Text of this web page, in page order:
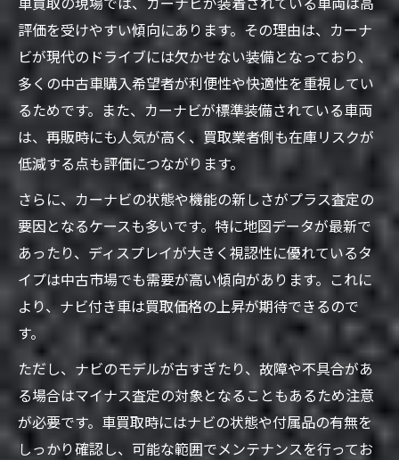
ドライブレコーダー初期化も車売却前に必
須
車買取でナビデータ削除を徹底するコツ
高く車を売るならナビ付きが有利な理由
車買取でナビ付き車が高額査定される背景
カーナビ機種や状態が査定額に与える影響
10年前のカーナビでも車買取で価値ある理
由
純正ナビと社外ナビ、車買取での評価差
ナビあり車が中古市場で人気な理由を解説
個人情報対策も万全に車買取を進めるコツ
車買取時にカーナビ個人情報流出を防ぐ方
法
ナビ初期化と個人データ消去の徹底が重要
車売却で安心できる個人情報対策の実践法
評価を受けやすい傾向にあります。その理由は、カーナ
ビが現代のドライブには欠かせない装備となっており、
多くの中古車購入希望者が利便性や快適性を重視してい
るためです。また、カーナビが標準装備されている車両
は、再販時にも人気が高く、買取業者側も在庫リスクが
低減する点も評価につながります。
さらに、カーナビの状態や機能の新しさがプラス査定の
要因となるケースも多いです。特に地図データが最新で
あったり、ディスプレイが大きく視認性に優れているタ
イプは中古市場でも需要が高い傾向があります。これに
より、ナビ付き車は買取価格の上昇が期待できるので
す。
ただし、ナビのモデルが古すぎたり、故障や不具合があ
る場合はマイナス査定の対象となることもあるため注意
が必要です。車買取時にはナビの状態や付属品の有無を
しっかり確認し、可能な範囲でメンテナンスを行ってお